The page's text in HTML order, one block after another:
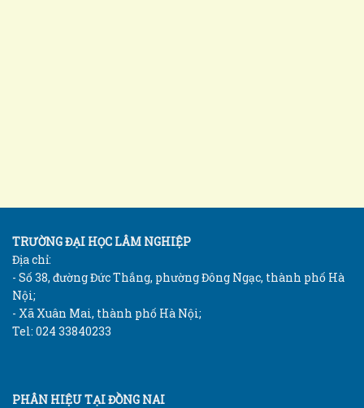
TRƯỜNG ĐẠI HỌC LÂM NGHIỆP
Địa chỉ:
- Số 38, đường Đức Thắng, phường Đông Ngạc, thành phố Hà
Nội;
- Xã Xuân Mai, thành phố Hà Nội;
Tel: 024 33840233
PHÂN HIỆU TẠI ĐỒNG NAI